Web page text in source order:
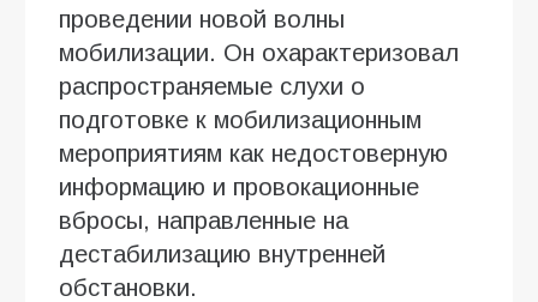
проведении новой волны
мобилизации. Он охарактеризовал
распространяемые слухи о
подготовке к мобилизационным
мероприятиям как недостоверную
информацию и провокационные
вбросы, направленные на
дестабилизацию внутренней
обстановки.